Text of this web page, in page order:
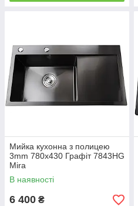
Мийка кухонна з полицею
3mm 780х430 Графіт 7843HG
Mira
В наявності
6 400 ₴